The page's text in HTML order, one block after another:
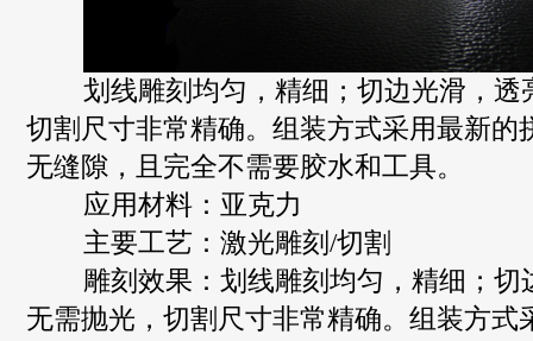
划线雕刻均匀，精细；切边光滑，透
切割尺寸非常精确。组装方式采用最新的
无缝隙，且完全不需要胶水和工具。
应用材料：亚克力
主要工艺：激光雕刻/切割
雕刻效果：划线雕刻均匀，精细；切
无需抛光，切割尺寸非常精确。组装方式